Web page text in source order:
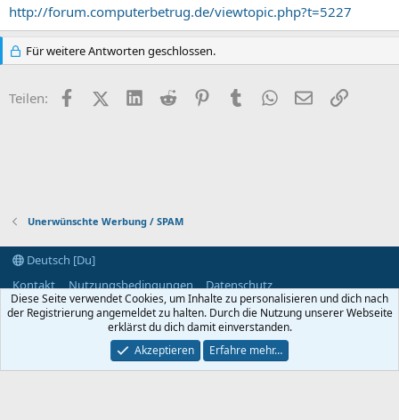
http://forum.computerbetrug.de/viewtopic.php?t=5227
Für weitere Antworten geschlossen.
Teilen: FacebookX (Twitter)
LinkedIn
Reddit PinterestTumblr WhatsApp
E-MailLink
Unerwünschte Werbung / SPAM
Deutsch [Du]
Kontakt
Nutzungsbedingungen
Datenschutz
Hilfe und Impressum
Start
R
S
S
Community platform by XenForo® © 2010-2024 XenForo Ltd.
Abfragen 7 Zeit 0.0462s Max. Speicher
Diese Seite verwendet Cookies, um Inhalte zu personalisieren und dich nach
der Registrierung angemeldet zu halten. Durch die Nutzung unserer Webseite
erklärst du dich damit einverstanden.
Akzeptieren
Erfahre mehr…